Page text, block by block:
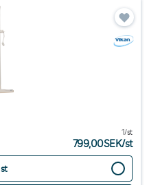
1/st
799,00SEK/st
st